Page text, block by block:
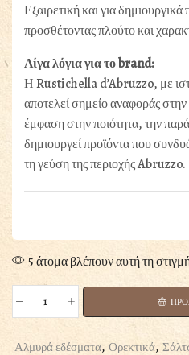
Εξαιρετική και για
προσθέτοντας πλούτο και
Λίγα λόγια για το brand:
Η Rustichella d’Abruzzo, με
αποτελεί σημείο αναφοράς
έμφαση στην ποιότητα, την
δημιουργεί προϊόντα που
τη γεύση της περιοχής Abruzzo.
5 άτομα βλέπουν αυτή τη
ΣΑΛΤΣΑ
ALLE
Αλμυρά εδέσματα, Ορεκτικά,